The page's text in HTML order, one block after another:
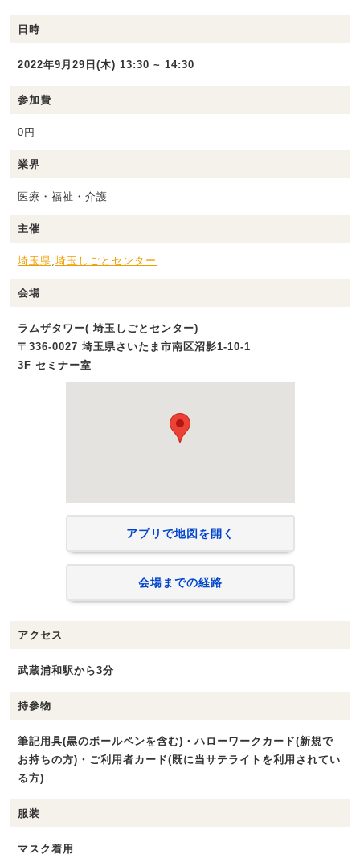
日時
2022年9月29日(木) 13:30 ~ 14:30
参加費
0円
業界
医療・福祉・介護
主催
埼玉県 埼玉しごとセンター
会場
ラムザタワー( 埼玉しごとセンター)
〒336-0027 埼玉県さいたま市南区沼影1‐10‐1
3F セミナー室
アプリで地図を開く
会場までの経路
アクセス
武蔵浦和駅から3分
持参物
筆記用具(黒のボールペンを含む)・ハローワークカード(新規で
お持ちの方)・ご利用者カード(既に当サテライトを利用されてい
る方)
服装
マスク着用